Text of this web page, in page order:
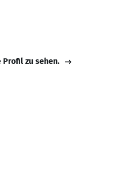
Profil zu sehen.